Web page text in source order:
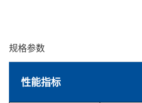
规格参数
性能指标